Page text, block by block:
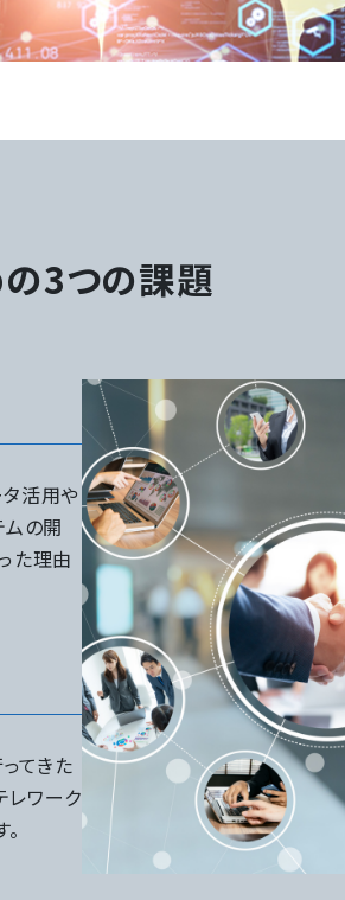
3つの課題
活用や
ムの開
た理由
てきた
レワーク